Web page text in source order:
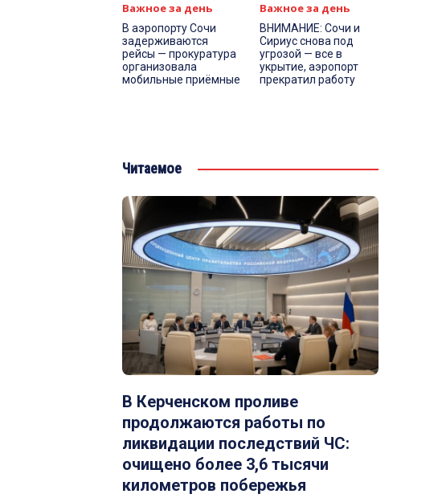
Важное за день
В аэропорту Сочи
задерживаются
рейсы — прокуратура
организовала
мобильные приёмные
Важное за день
ВНИМАНИЕ: Сочи и
Сириус снова под
угрозой — все в
укрытие, аэропорт
прекратил работу
Читаемое
В Керченском проливе
продолжаются работы по
ликвидации последствий ЧС:
очищено более 3,6 тысячи
километров побережья